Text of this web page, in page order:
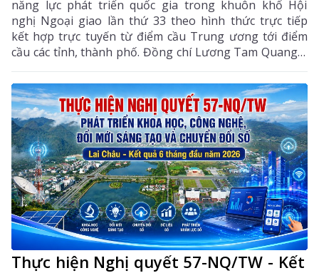
năng lực phát triển quốc gia trong khuôn khổ Hội
nghị Ngoại giao lần thứ 33 theo hình thức trực tiếp
kết hợp trực tuyến từ điểm cầu Trung ương tới điểm
cầu các tỉnh, thành phố. Đồng chí Lương Tam Quang –
Uỷ viên Bộ Chính trị, Bộ trưởng Bộ Công an, Phó
Trưởng ban Thường trực Ban Chỉ đạo Trung ương
thực hiện Nghị quyết số 57-NQ/TW của Bộ Chính trị
dự và chỉ đạo phiên họp. Dự phiên họp còn có đồng
chí Lê Hoài Trung - Ủy viên Bộ Chính trị, Bí thư Đảng
ủy, Bộ trưởng Bộ Ngoại giao; đại diện lãnh đạo các
ban, bộ, ngành Trung ương.
Thực hiện Nghị quyết 57-NQ/TW - Kết